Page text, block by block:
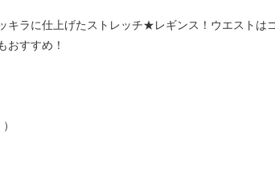
キラに仕上げたストレッチ★レギンス！ウエストは
おすすめ！